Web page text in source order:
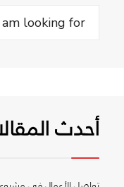
Search
أحدث